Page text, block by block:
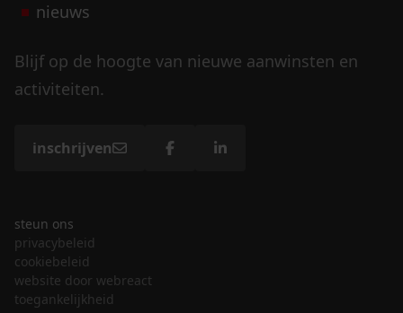
nieuws
Blijf op de hoogte van nieuwe aanwinsten en
activiteiten.
inschrijven
steun ons
privacybeleid
cookiebeleid
website door webreact
toegankelijkheid